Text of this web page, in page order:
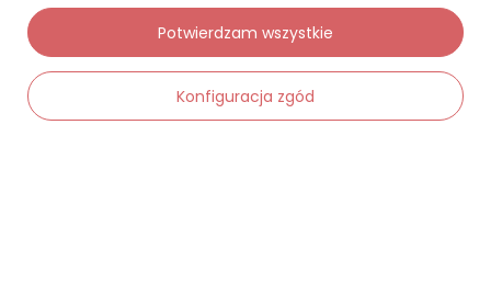
Chcę wymienić towar
Kontakt
Moje konto
Konfiguracja zgód
Potwierdzam wszystkie